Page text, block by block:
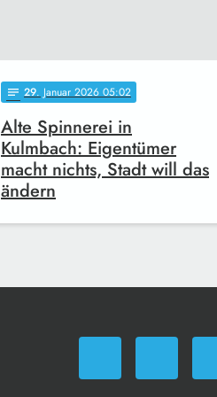
notes 29. Januar 2026 05:02
Alte Spinnerei in
Kulmbach: Eigentümer
macht nichts, Stadt will das
ändern